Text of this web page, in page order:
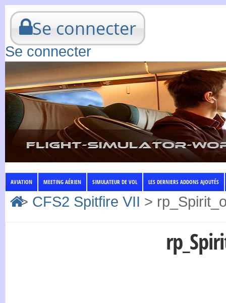
Se connecter
Se connecter
AVIATION MEETING AÉRIEN SIMULATEUR DE VOL LES DERNIERS ADDONS AJOUTÉS
> CFS2 Spitfire VII >